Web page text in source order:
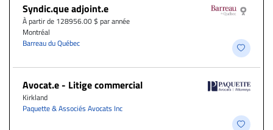
Syndic.que adjoint.e
À partir de 128956.00 $ par année
Montréal
Barreau du Québec
Avocat.e - Litige commercial
Kirkland
Paquette & Associés Avocats Inc